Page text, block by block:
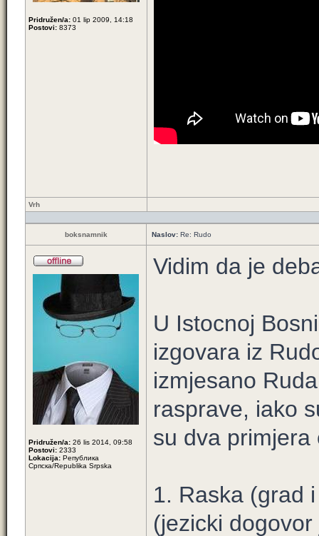
Pridružen/a: 01 lip 2009, 14:18
Postovi: 8373
Vrh
boksnamnik Naslov: Re: Rudo
Pridružen/a: 26 lis 2014, 09:58
Postovi: 2333
Lokacija: Република
Српска/Republika Srpska
Vidim da je
U Istocnoj
izgovara iz
izmjesano
rasprave, iako
su dva primjera
1. Raska (grad
(jezicki